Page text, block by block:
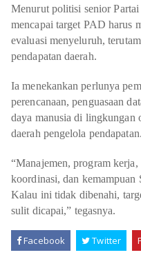
WAY KANAN
PRINGSEWU
Menurut politisi senior
mencapai target PAD harus
evaluasi menyeluruh,
pendapatan daerah.
Ia menekankan perlunya
perencanaan, penguasaan
daya manusia di lingkungan
daerah pengelola pendapatan.
“Manajemen, program kerja,
koordinasi, dan kemampuan
Kalau ini tidak dibenahi,
sulit dicapai,” tegasnya.
Facebook Twitter